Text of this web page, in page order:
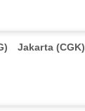
Jakarta (CGK)